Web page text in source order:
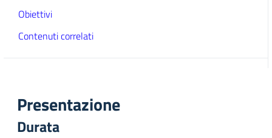
Obiettivi
Contenuti correlati
Presentazione
Durata